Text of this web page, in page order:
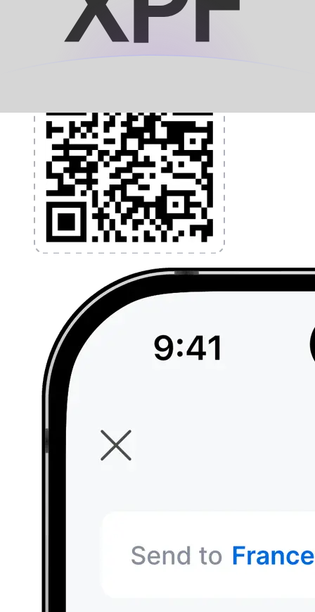
l'application dès aujourd'hui !